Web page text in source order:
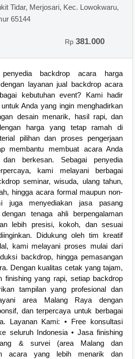
Tidar, Merjosari, Kec. Lowokwaru,
65144
Rp381.000
backdrop acara harga
layanan jual backdrop acara
kebutuhan event? Kami hadir
Anda yang ingin menghadirkan
desain menarik, hasil rapi, dan
harga yang tetap ramah di
pilihan dan proses pengerjaan
membantu membuat acara Anda
berkesan. Sebagai penyedia
kami melayani berbagai
seminar, wisuda, ulang tahun,
hingga acara formal maupun non-
juga menyediakan jasa pasang
tenaga ahli berpengalaman
lebih presisi, kokoh, dan sesuai
Didukung oleh tim kreatif
kami melayani proses mulai dari
backdrop, hingga pemasangan
Dengan kualitas cetak yang tajam,
finishing yang rapi, setiap backdrop
tampilan yang profesional dan
area Malang Raya dengan
dan terpercaya untuk berbagai
Layanan Kami: • Free konsultasi
seluruh Indonesia • Jasa finishing
& survei (area Malang dan
acara yang lebih menarik dan